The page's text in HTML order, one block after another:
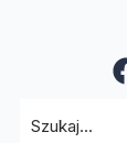
oknie)